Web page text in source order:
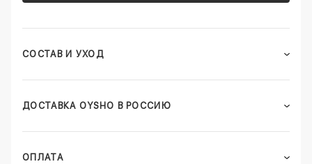
СОСТАВ И УХОД
ДОСТАВКА OYSHO В РОССИЮ
ОПЛАТА